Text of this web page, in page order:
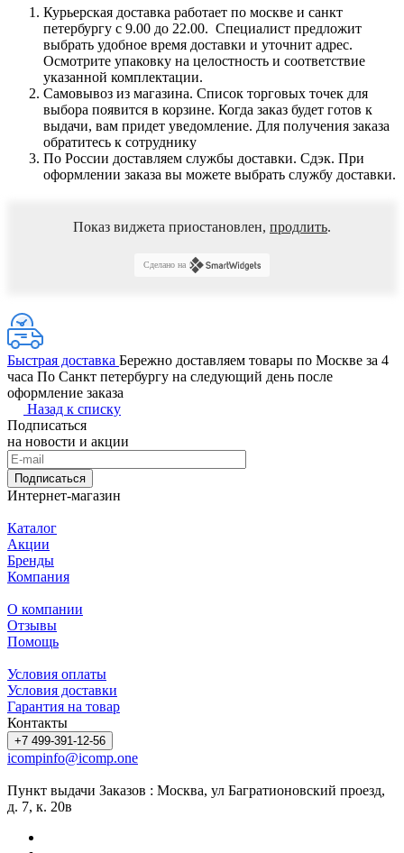
Курьерская доставка работает по москве и санкт
петербургу с 9.00 до 22.00. Специалист предложит
выбрать удобное время доставки и уточнит адрес.
Осмотрите упаковку на целостность и соответствие
указанной комплектации.
Самовывоз из магазина. Список торговых точек для
выбора появится в корзине. Когда заказ будет готов к
выдачи, вам придет уведомление. Для получения заказа
обратитесь к сотруднику
По России доставляем службы доставки. Сдэк. При
оформлении заказа вы можете выбрать службу доставки.
Показ виджета приостановлен, продлить.
Сделано на
Быстрая доставка Бережно доставляем товары по Москве за 4
часа По Санкт петербургу на следующий день после
оформление заказа
Назад к списку
Подписаться
на новости и акции
Подписаться
Интернет-магазин
Каталог
Акции
Бренды
Компания
О компании
Отзывы
Помощь
Условия оплаты
Условия доставки
Гарантия на товар
Контакты
+7 499-391-12-56
icompinfo@icomp.one
Пункт выдачи Заказов : Москва, ул Багратионовский проезд,
д. 7, к. 20в